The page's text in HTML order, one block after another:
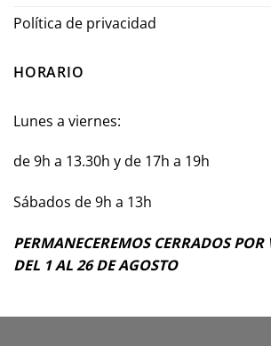
Política de privacidad
HORARIO
Lunes a viernes:
de 9h a 13.30h y de 17h a 19h
Sábados de 9h a 13h
PERMANECEREMOS CERRADOS POR
DEL 1 AL 26 DE AGOSTO